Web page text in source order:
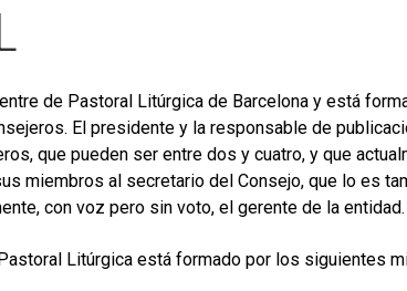
de Pastoral Litúrgica de Barcelona y está
El presidente y la responsable de
que pueden ser entre dos y cuatro, y que
miembros al secretario del Consejo, que lo es
con voz pero sin voto, el gerente de la entidad.
Litúrgica está formado por los siguientes